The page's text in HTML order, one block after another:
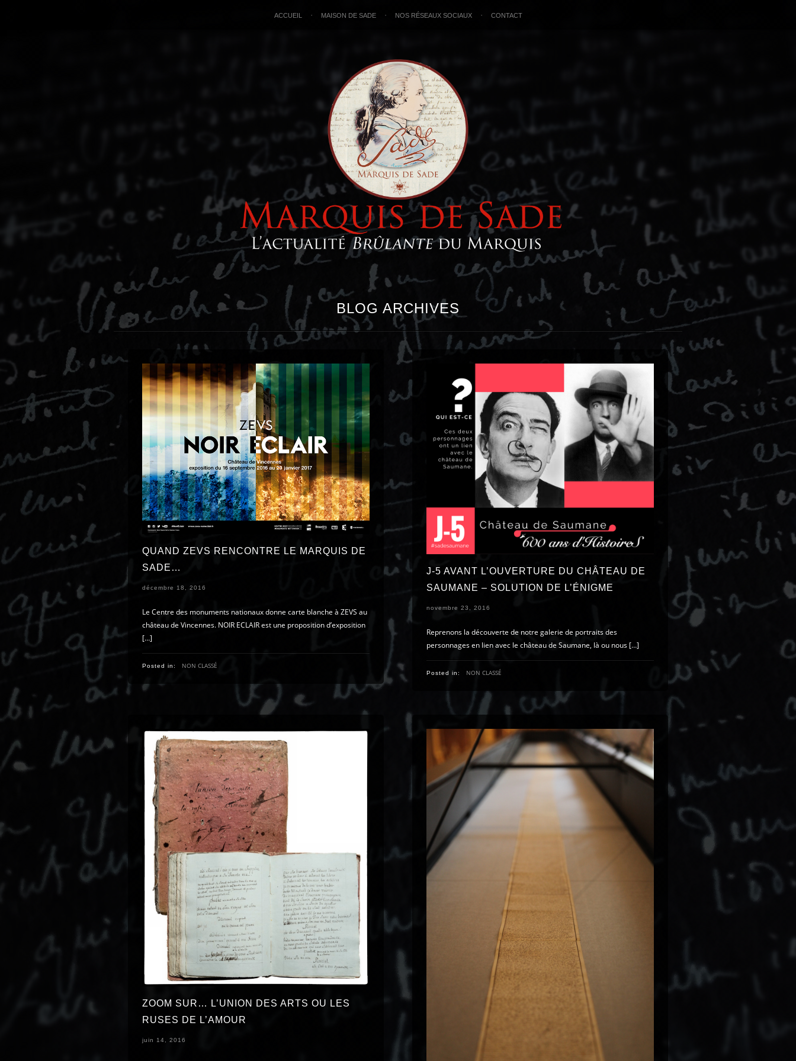
ACCUEIL • MAISON DE SADE • NOS RÉSEAUX SOCIAUX • CONTACT
BLOG ARCHIVES
QUAND ZEVS RENCONTRE LE MARQUIS DE
SADE…
décembre 18, 2016
Le Centre des monuments nationaux donne carte blanche à ZEVS au
château de Vincennes. NOIR ECLAIR est une proposition d’exposition
[…]
Posted in: NON CLASSÉ
J-5 AVANT L’OUVERTURE DU CHÂTEAU DE
SAUMANE – SOLUTION DE L’ÉNIGME
novembre 23, 2016
Reprenons la découverte de notre galerie de portraits des
personnages en lien avec le château de Saumane, là ou nous […]
Posted in: NON CLASSÉ
ZOOM SUR… L’UNION DES ARTS OU LES
RUSES DE L’AMOUR
juin 14, 2016